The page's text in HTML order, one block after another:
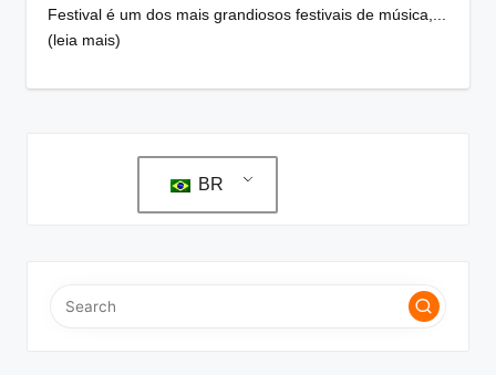
Festival é um dos mais grandiosos festivais de música,...
(leia mais)
BR